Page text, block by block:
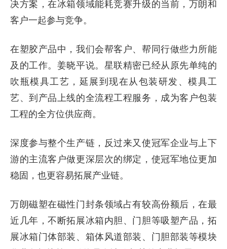
决方案，在冰箱领域能耗竞赛升级的当前，万朗和
客户一起参与竞争。
在塑胶产品中，我们会帮客户、帮同行做些力所能
及的工作。姜晓平说。星联精密已经从原先单纯的
吹瓶模具工艺，延展到现在从包装研发、模具工
艺、到产品上线的全流程工程服务，成为客户包装
工程的全方位供应商。
深度参与整个生产链，反过来又使冠军企业与上下
游的主流客户做更深层次的绑定，使冠军地位更加
稳固，也更容易拓展产业链。
万朗磁塑在磁性门封条领域占有较高份额后，在最
近几年，不断拓展冰箱内胆、门胆等吸塑产品，拓
展冰箱门体部装、箱体风道部装、门胆部装等模块